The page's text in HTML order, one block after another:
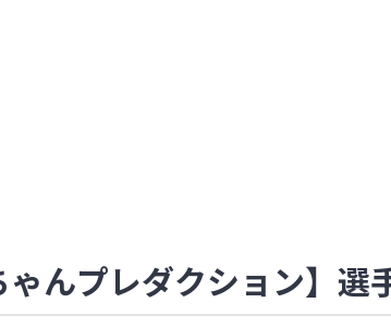
んプレダクション】選